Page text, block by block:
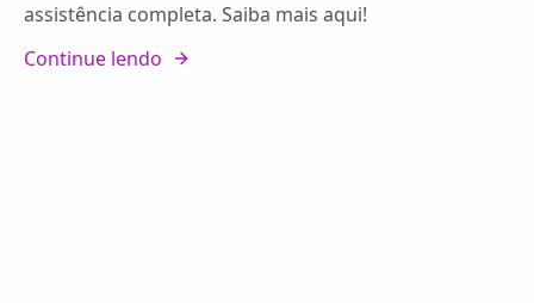
assistência completa. Saiba mais aqui!
Continue lendo